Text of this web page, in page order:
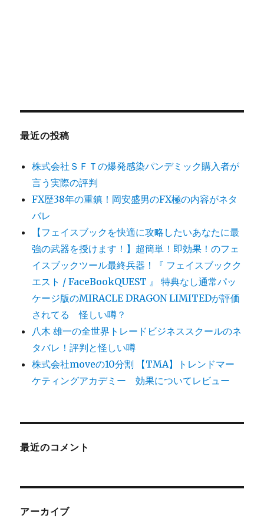
最近の投稿
株式会社ＳＦＴの爆発感染パンデミック購入者が
言う実際の評判
FX歴38年の重鎮！岡安盛男のFX極の内容がネタ
バレ
【フェイスブックを快適に攻略したいあなたに最
強の武器を授けます！】超簡単！即効果！のフェ
イスブックツール最終兵器！『 フェイスブックク
エスト / FaceBookQUEST 』 特典なし通常パッ
ケージ版のMIRACLE DRAGON LIMITEDが評価
されてる 怪しい噂？
八木 雄一の全世界トレードビジネススクールのネ
タバレ！評判と怪しい噂
株式会社moveの10分割 【TMA】トレンドマー
ケティングアカデミー 効果についてレビュー
最近のコメント
アーカイブ